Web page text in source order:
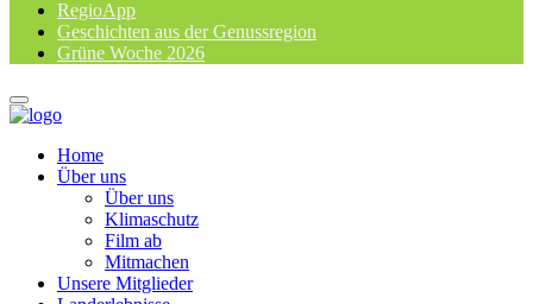
RegioApp
Geschichten aus der Genussregion
Grüne Woche 2026
Home
Über uns
Über uns
Klimaschutz
Film ab
Mitmachen
Unsere Mitglieder